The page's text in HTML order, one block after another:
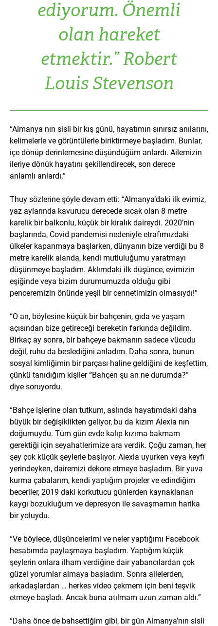
ediyorum. Önemli
olan hareket
etmektir.” Robert
Louis Stevenson
“Almanya nın sisli bir kış günü, hayatımın sınırsız anılarını,
kelimelerle ve görüntülerle biriktirmeye başladım. Bunlar,
içe dönüp derinlemesine düşündüğüm anlardı. Ailemizin
ileriye dönük hayatını şekillendirecek, son derece
anlamlı anlardı.”
Thuy sözlerine şöyle devam etti: “Almanya’daki ilk evimiz,
yaz aylarında kavurucu derecede sıcak olan 8 metre
karelik bir balkonlu, küçük bir kiralık daireydi. 2020’nin
başlarında, Covid pandemisi nedeniyle etrafımızdaki
ülkeler kapanmaya başlarken, dünyanın bize verdiği bu 8
metre karelik alanda, kendi mutluluğumu yaratmayı
düşünmeye başladım. Aklımdaki ilk düşünce, evimizin
eşiğinde veya bizim durumumuzda olduğu gibi
penceremizin önünde yeşil bir cennetimizin olmasıydı!”
“O an, böylesine küçük bir bahçenin, gıda ve yaşam
açısından bize getireceği bereketin farkında değildim.
Birkaç ay sonra, bir bahçeye bakmanın sadece vücudu
değil, ruhu da beslediğini anladım. Daha sonra, bunun
sosyal kimliğimin bir parçası haline geldiğini de keşfettim,
çünkü tanıdığım kişiler “Bahçen şu an ne durumda?”
diye soruyordu.
“Bahçe işlerine olan tutkum, aslında hayatımdaki daha
büyük bir değişiklikten geliyor, bu da kızım Alexia nın
doğumuydu. Tüm gün evde kalıp kızıma bakmam
gerektiği için seyahatlerimize ara verdik. Çoğu zaman, her
şey çok küçük şeylerle başlıyor. Alexia uyurken veya keyfi
yerindeyken, dairemizi dekore etmeye başladım. Bir yuva
kurma çabalarım, kendi yaptığım projeler ve edindiğim
beceriler, 2019 daki korkutucu günlerden kaynaklanan
kaygı bozukluğum ve depresyon ile savaşmamın harika
bir yoluydu.
“Ve böylece, düşüncelerimi ve neler yaptığımı Facebook
hesabımda paylaşmaya başladım. Yaptığım küçük
şeylerin onlara ilham verdiğine dair yabancılardan çok
güzel yorumlar almaya başladım. Sonra ailelerden,
arkadaşlardan … herkes video çekmem için beni teşvik
etmeye başladı. Ancak buna atılmam uzun zaman aldı.”
“Daha önce de bahsettiğim gibi, bir gün Almanya’nın sisli